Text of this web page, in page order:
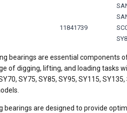
11841739
bearings are essential components
of digging, lifting, and loading tasks
SY75, SY85, SY95, SY115,
bearings are designed to provide